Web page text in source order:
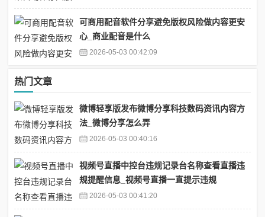
可商用配音软件分享避免版权风险做内容更安
心_商业配音是什么
2026-05-03 00:42:09
热门文章
微博轻享版发布微博分享科技数码资讯内容方
法_微博分享怎么弄
2026-05-03 00:40:16
视频号直播中控台违规记录台名称查看直播违
规提醒信息_视频号直播一直提示违规
2026-05-03 00:41:20